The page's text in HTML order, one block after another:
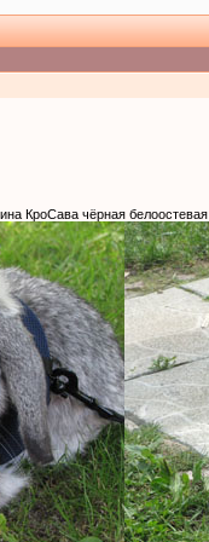
КроСава чёрная белоостевая